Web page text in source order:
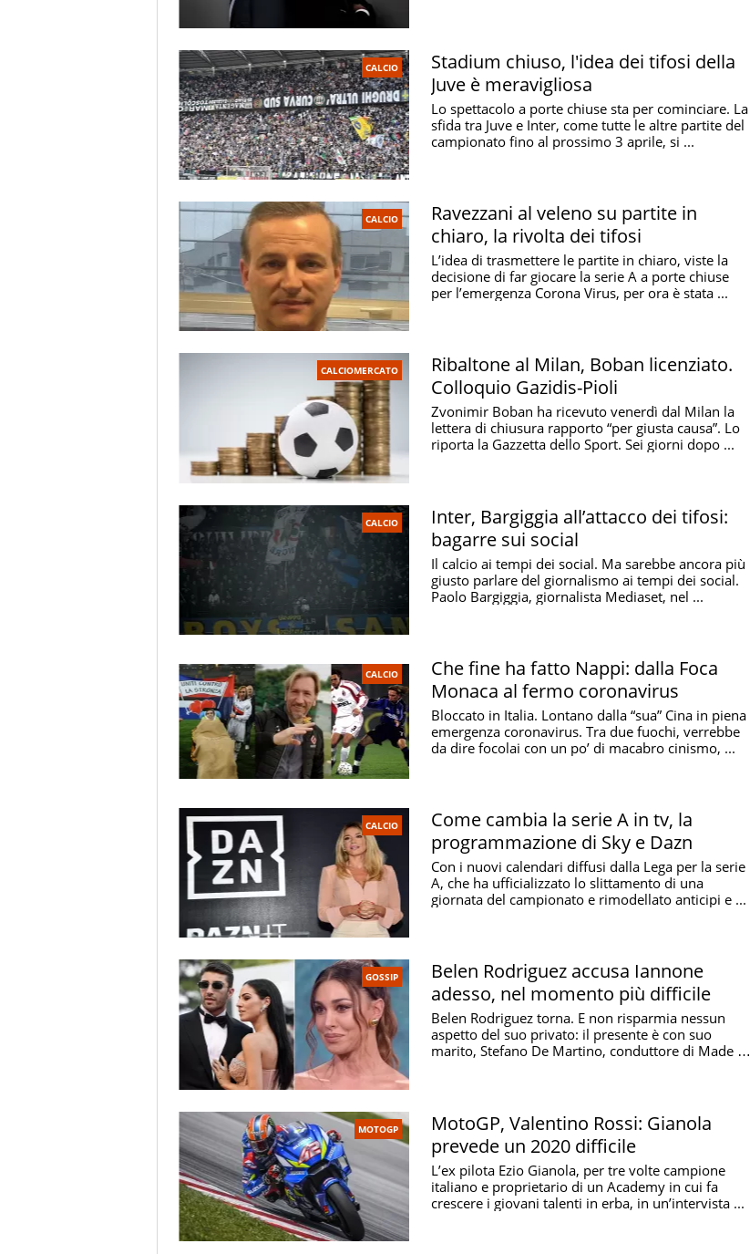
CALCIO
Stadium chiuso, l'idea dei tifosi della
Juve è meravigliosa
Lo spettacolo a porte chiuse sta per cominciare. La
sfida tra Juve e Inter, come tutte le altre partite del
campionato fino al prossimo 3 aprile, si ...
CALCIO
Ravezzani al veleno su partite in
chiaro, la rivolta dei tifosi
L’idea di trasmettere le partite in chiaro, viste la
decisione di far giocare la serie A a porte chiuse
per l’emergenza Corona Virus, per ora è stata ...
CALCIOMERCATO
Ribaltone al Milan, Boban licenziato.
Colloquio Gazidis-Pioli
Zvonimir Boban ha ricevuto venerdì dal Milan la
lettera di chiusura rapporto “per giusta causa”. Lo
riporta la Gazzetta dello Sport. Sei giorni dopo ...
CALCIO
Inter, Bargiggia all’attacco dei tifosi:
bagarre sui social
Il calcio ai tempi dei social. Ma sarebbe ancora più
giusto parlare del giornalismo ai tempi dei social.
Paolo Bargiggia, giornalista Mediaset, nel ...
CALCIO
Che fine ha fatto Nappi: dalla Foca
Monaca al fermo coronavirus
Bloccato in Italia. Lontano dalla “sua” Cina in piena
emergenza coronavirus. Tra due fuochi, verrebbe
da dire focolai con un po’ di macabro cinismo, ...
CALCIO
Come cambia la serie A in tv, la
programmazione di Sky e Dazn
Con i nuovi calendari diffusi dalla Lega per la serie
A, che ha ufficializzato lo slittamento di una
giornata del campionato e rimodellato anticipi e ...
GOSSIP
Belen Rodriguez accusa Iannone
adesso, nel momento più difficile
Belen Rodriguez torna. E non risparmia nessun
aspetto del suo privato: il presente è con suo
marito, Stefano De Martino, conduttore di Made in
MOTOGP
MotoGP, Valentino Rossi: Gianola
prevede un 2020 difficile
L’ex pilota Ezio Gianola, per tre volte campione
italiano e proprietario di un Academy in cui fa
crescere i giovani talenti in erba, in un’intervista ...